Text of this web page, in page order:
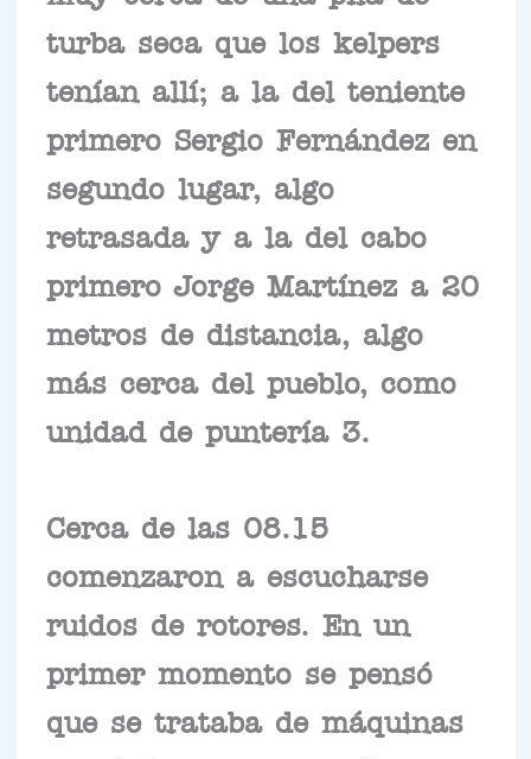
turba seca que los kelpers
tenían allí; a la del teniente
primero Sergio Fernández en
segundo lugar, algo
retrasada y a la del cabo
primero Jorge Martínez a 20
metros de distancia, algo
más cerca del pueblo, como
unidad de puntería 3.
Cerca de las 08.15
comenzaron a escucharse
ruidos de rotores. En un
primer momento se pensó
que se trataba de máquinas